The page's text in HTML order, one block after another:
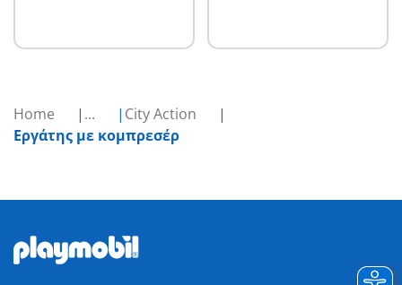
Home ...
City Action
Εργάτης με κομπρεσέρ